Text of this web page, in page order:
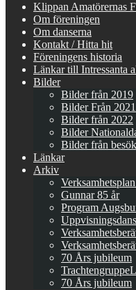
Klippan Amatörernas
Om föreningen
Om danserna
Kontakt / Hitta hit
Föreningens historia
Länkar till Intressanta
Bilder
Bilder från 2019
Bilder Från 2021
Bilder från 2022
Bilder
Bilder från
Länkar
Arkiv
Gunnar 85 år
Program
70 Års jubileum
70 Års jubileum